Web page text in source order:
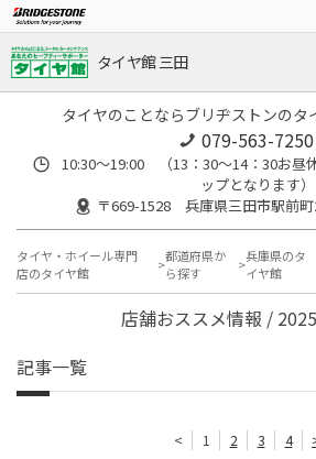
タイヤ館 三田
タイヤのことならブリヂストンの
079-563-7250
10:30～19:00 （13：30～14：30お昼
ップとなります）
〒669-1528 兵庫県三田市駅前町
タイヤ・ホイール専門
店のタイヤ館
都道府県か
ら探す
兵庫県のタ
イヤ館
店舗おススメ情報 /
記事一覧
< 1 2 3 4